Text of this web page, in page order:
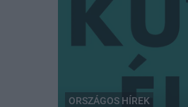
ORSZÁGOS HÍREK